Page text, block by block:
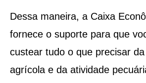
Dessa maneira, a Caixa
fornece o suporte para que
custear tudo o que precisar
agrícola e da atividade